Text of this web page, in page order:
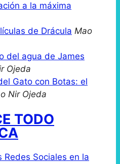
a la máxima
de Drácula Mao
del agua de James
Ojeda
Gato con Botas: el
Nir Ojeda
TODO
Redes Sociales en la